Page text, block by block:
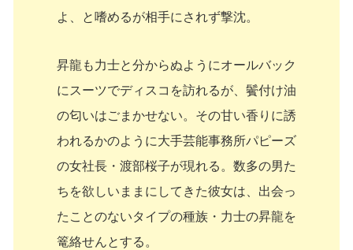
よ、と嗜めるが相手にされず撃沈。
昇龍も力士と分からぬようにオールバック
にスーツでディスコを訪れるが、鬢付け油
の匂いはごまかせない。その甘い香りに誘
われるかのように大手芸能事務所パピーズ
の女社長・渡部桜子が現れる。数多の男た
ちを欲しいままにしてきた彼女は、出会っ
たことのないタイプの種族・力士の昇龍を
篭絡せんとする。